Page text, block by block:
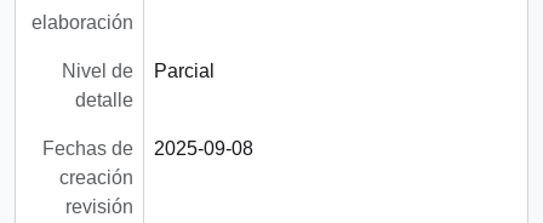
elaboración
Nivel de
detalle
Parcial
Fechas de
creación
revisión
2025-09-08